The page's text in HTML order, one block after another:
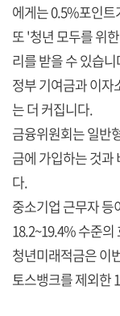
에게는 0.5%포인트
또 '청년 모두를 위
리를 받을 수 있습니
정부 기여금과 이자
는 더 커집니다.
금융위원회는 일반
금에 가입하는 것과
다.
중소기업 근무자 등
18.2~19.4% 수준
청년미래적금은 이
토스뱅크를 제외한